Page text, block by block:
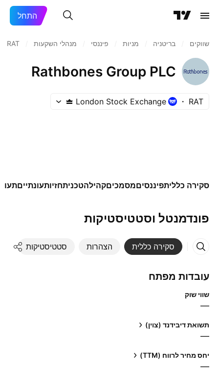
התחל
שווקים בריטניה מניות‏ פיננסי מנהלי השקעות RAT
Rathbones Group PLC
RAT
London Stock Exchange
סקירה כלליתפיננסיםמסמכיםקהילהטכניתחזיותעונתיים
פונדמנטל וסטטיסטיקות
סקירה כללית הצהרות סטטיסטיקות
עובדות מפתח
שווי שוק
—
תשואת דיבידנד (צוין)
—
יחס מחיר לרווח (TTM)
—